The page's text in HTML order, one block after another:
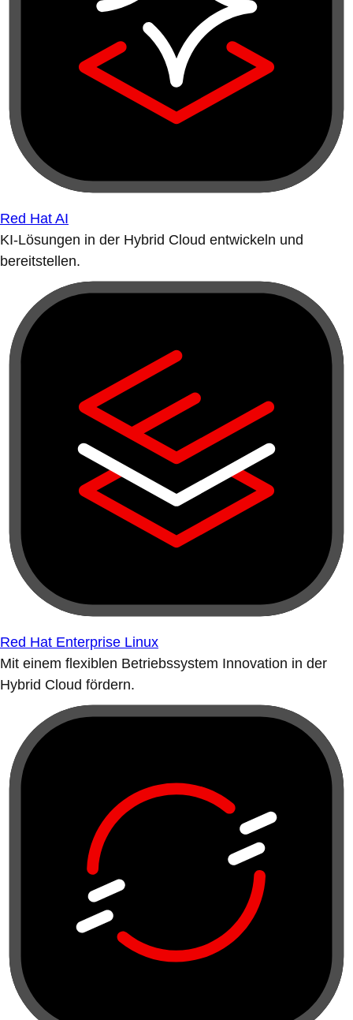
Red Hat AI
KI-Lösungen in der Hybrid Cloud entwickeln und
bereitstellen.
Red Hat Enterprise Linux
Mit einem flexiblen Betriebssystem Innovation in der
Hybrid Cloud fördern.